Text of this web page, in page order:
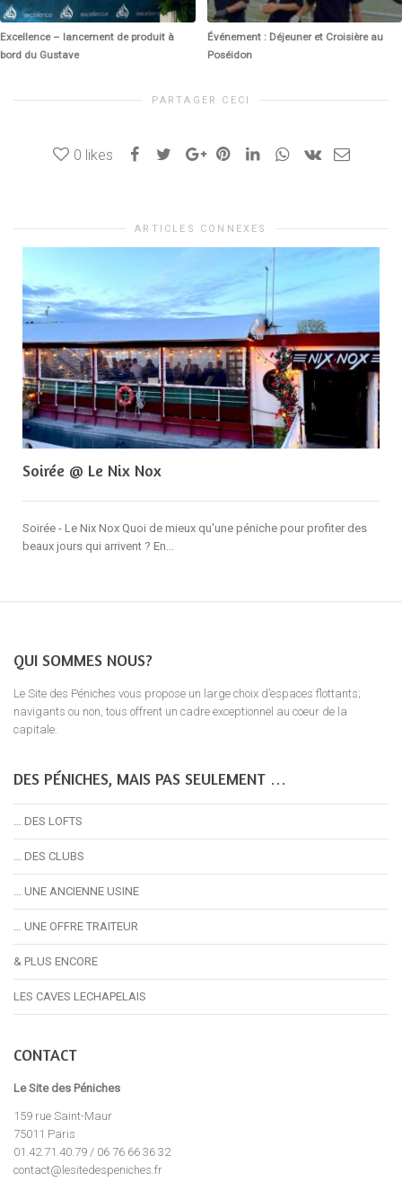
Excellence – lancement de produit à
bord du Gustave
Événement : Déjeuner et Croisière au
Poséidon
PARTAGER CECI
0 likes
ARTICLES CONNEXES
Soirée @ Le Nix Nox
Soirée - Le Nix Nox Quoi de mieux qu'une péniche pour profiter des
beaux jours qui arrivent ? En...
QUI SOMMES NOUS?
Le Site des Péniches vous propose un large choix d’espaces flottants;
navigants ou non, tous offrent un cadre exceptionnel au coeur de la
capitale.
DES PÉNICHES, MAIS PAS SEULEMENT …
… DES LOFTS
… DES CLUBS
… UNE ANCIENNE USINE
… UNE OFFRE TRAITEUR
& PLUS ENCORE
LES CAVES LECHAPELAIS
CONTACT
Le Site des Péniches
159 rue Saint-Maur
75011 Paris
01.42.71.40.79 / 06 76 66 36 32
contact@lesitedespeniches.fr